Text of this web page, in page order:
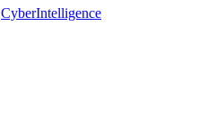
CyberIntelligence